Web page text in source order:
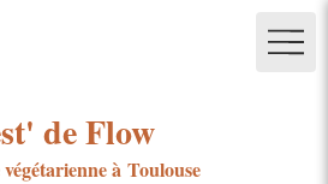
de Flow
à Toulouse